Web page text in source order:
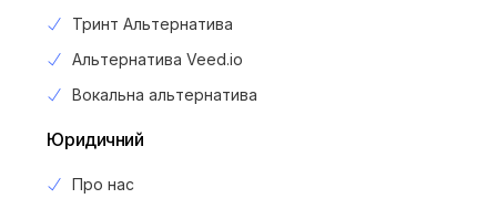
Тринт Альтернатива
Альтернатива Veed.io
Вокальна альтернатива
Юридичний
Про нас